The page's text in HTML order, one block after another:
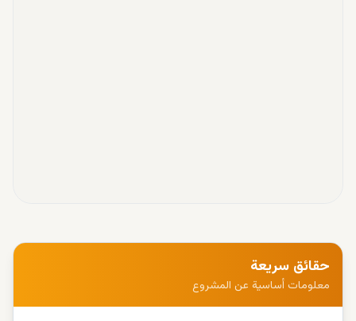
حقائق سريعة
معلومات أساسية عن المشروع